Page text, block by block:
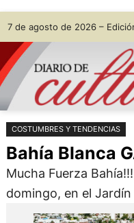
Saltar
al
contenido
Skip
to
content
7 de agosto de 2026 –
COSTUMBRES Y TENDENCIAS
Bahía Blanca
Mucha Fuerza
domingo, en el